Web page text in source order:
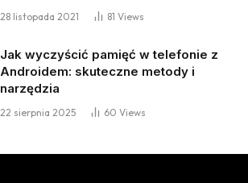
28 listopada 2021 81 Views
Jak wyczyścić pamięć w telefonie z
Androidem: skuteczne metody i
narzędzia
22 sierpnia 2025 60 Views